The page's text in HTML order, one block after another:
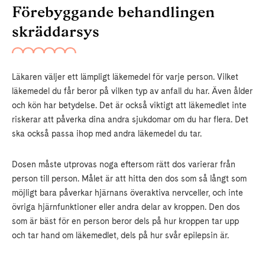
Förebyggande behandlingen
skräddarsys
Läkaren väljer ett lämpligt läkemedel för varje person. Vilket
läkemedel du får beror på vilken typ av anfall du har. Även ålder
och kön har betydelse. Det är också viktigt att läkemedlet inte
riskerar att påverka dina andra sjukdomar om du har flera. Det
ska också passa ihop med andra läkemedel du tar.
Dosen måste utprovas noga eftersom rätt dos varierar från
person till person. Målet är att hitta den dos som så långt som
möjligt bara påverkar hjärnans överaktiva nervceller, och inte
övriga hjärnfunktioner eller andra delar av kroppen. Den dos
som är bäst för en person beror dels på hur kroppen tar upp
och tar hand om läkemedlet, dels på hur svår epilepsin är.